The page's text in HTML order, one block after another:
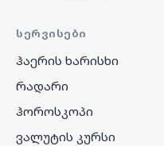
ᲡᲔᲠᲕᲘᲡᲔᲑᲘ
ჰაერის ხარისხი
რადარი
ჰოროსკოპი
ვალუტის კურსი